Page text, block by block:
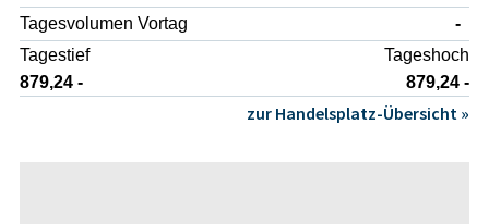
Tagesvolumen Vortag
-
Tagestief
879,24 -
Tageshoch
879,24 -
zur Handelsplatz-Übersicht »